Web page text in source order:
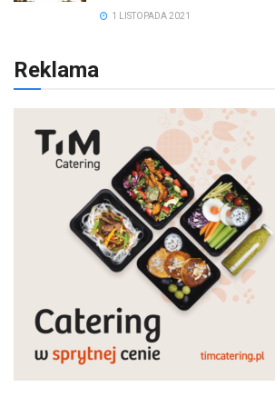
1 LISTOPADA 2021
Reklama